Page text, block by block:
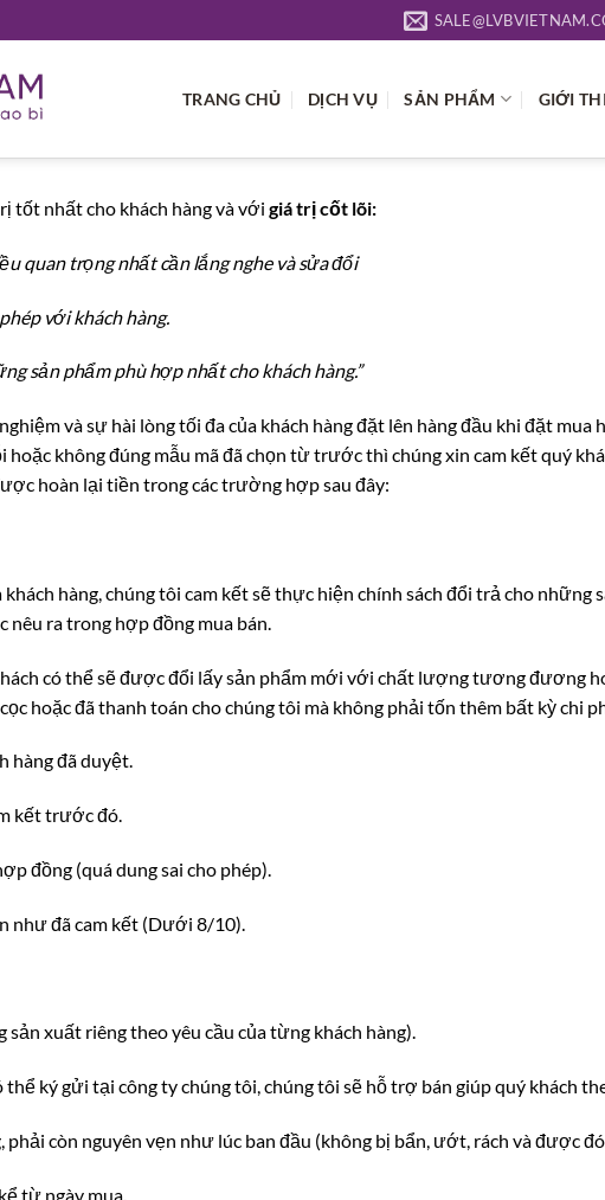
TRANG CHỦ DỊCH VỤ SẢN PHẨM GIỚI
tốt nhất cho khách hàng và với giá trị cốt lõi:
quan trọng nhất cần lắng nghe và sửa đổi
với khách hàng.
sản phẩm phù hợp nhất cho khách hàng.”
và sự hài lòng tối đa của khách hàng đặt lên hàng đầu khi đặt mua
không đúng mẫu mã đã chọn từ trước thì chúng xin cam kết quý
hoàn lại tiền trong các trường hợp sau đây:
hàng, chúng tôi cam kết sẽ thực hiện chính sách đổi trả cho những
ra trong hợp đồng mua bán.
có thể sẽ được đổi lấy sản phẩm mới với chất lượng tương đương
hoặc đã thanh toán cho chúng tôi mà không phải tốn thêm bất kỳ chi
hàng đã duyệt.
kết trước đó.
đồng (quá dung sai cho phép).
như đã cam kết (Dưới 8/10).
sản xuất riêng theo yêu cầu của từng khách hàng).
ký gửi tại công ty chúng tôi, chúng tôi sẽ hỗ trợ bán giúp quý khách
phải còn nguyên vẹn như lúc ban đầu (không bị bẩn, ướt, rách và được
từ ngày mua.